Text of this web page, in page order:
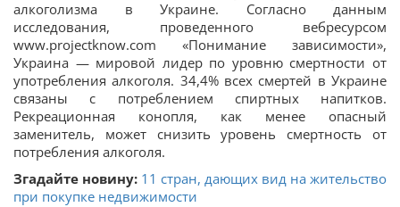
алкоголизма в Украине. Согласно данным
исследования, проведенного вебресурсом
www.projectknow.com «Понимание зависимости»,
Украина — мировой лидер по уровню смертности от
употребления алкоголя. 34,4% всех смертей в Украине
связаны с потреблением спиртных напитков.
Рекреационная конопля, как менее опасный
заменитель, может снизить уровень смертность от
потребления алкоголя.
Згадайте новину: 11 стран, дающих вид на жительство
при покупке недвижимости